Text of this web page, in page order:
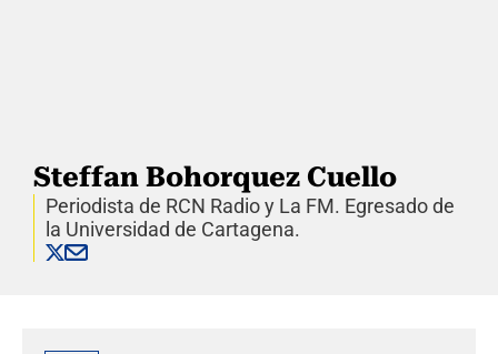
Steffan Bohorquez Cuello
Periodista de RCN Radio y La FM. Egresado de
la Universidad de Cartagena.